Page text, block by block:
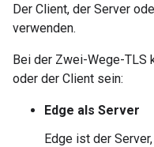
Der Client, der Server
verwenden.
Bei der Zwei-Wege-TLS
oder der Client sein:
Edge als Server
Edge ist der